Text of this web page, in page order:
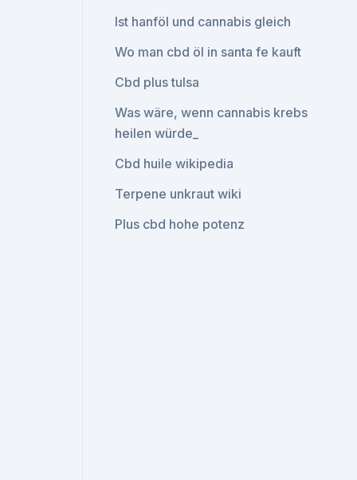
Ist hanföl und cannabis gleich
Wo man cbd öl in santa fe kauft
Cbd plus tulsa
Was wäre, wenn cannabis krebs
heilen würde_
Cbd huile wikipedia
Terpene unkraut wiki
Plus cbd hohe potenz